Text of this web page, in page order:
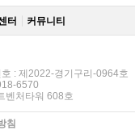
터 커뮤니티
: 제2022-경기구리-0964호
6570
벤처타워 608호
침